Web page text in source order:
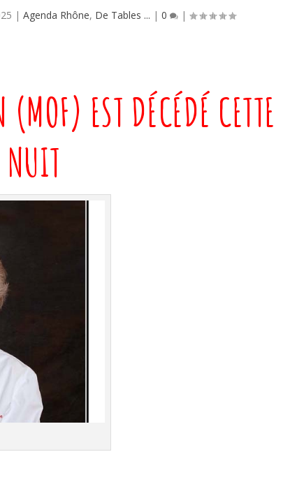
|Agenda Rhône, De Tables ... |0 |
EST DÉCÉDÉ CETTE
NUIT